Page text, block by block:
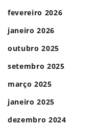
fevereiro 2026
janeiro 2026
outubro 2025
setembro 2025
março 2025
janeiro 2025
dezembro 2024